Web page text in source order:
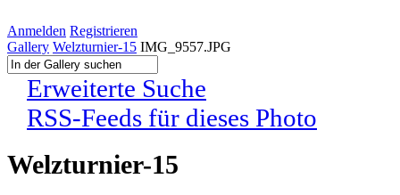
Anmelden Registrieren
Gallery Welzturnier-15 IMG_9557.JPG
Erweiterte Suche
RSS-Feeds für dieses Photo
Welzturnier-15